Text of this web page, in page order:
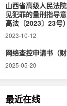
山西省高级人民法
见犯罪的量刑指导
高法〔2023〕23号）
2023-10-12
网络查控申请书（
2025-05-20
最近在线